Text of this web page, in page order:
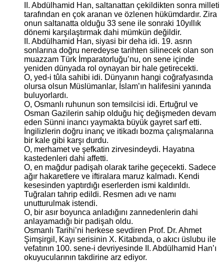
II. Abdülhamid Han, saltanattan çekildikten sonra milleti
tarafından en çok aranan ve özlenen hükümdardır. Zira
onun saltanatta olduğu 33 sene ile sonraki 10yıllık
dönemi karşılaştırmak dahi mümkün değildir.
II. Abdülhamid Han, siyasi bir deha idi. 19. asrın
sonlarına doğru neredeyse tarihten silinecek olan son
muazzam Türk İmparatorluğu’nu, on sene içinde
yeniden dünyada rol oynayan bir hale getirecekti.
O, yed-i tûla sahibi idi. Dünyanın hangi coğrafyasında
olursa olsun Müslümanlar, İslam’ın halifesini yanında
buluyorlardı.
O, Osmanlı ruhunun son temsilcisi idi. Ertuğrul ve
Osman Gazilerin sahip olduğu hiç değişmeden devam
eden Sünni inancı yaymakta büyük gayret sarf etti.
İngilizlerin doğru inanç ve itikadı bozma çalışmalarına
bir kale gibi karşı durdu.
O, merhamet ve şefkatin zirvesindeydi. Hayatına
kastedenleri dahi affetti.
O, en mağdur padişah olarak tarihe geçecekti. Sadece
ağır hakaretlere ve iftiralara maruz kalmadı. Kendi
kesesinden yaptırdığı eserlerden ismi kaldırıldı.
Tuğraları tahrip edildi. Resmen adı ve namı
unutturulmak istendi.
O, bir asır boyunca anladığını zannedenlerin dahi
anlayamadığı bir padişah oldu.
Osmanlı Tarihi’ni herkese sevdiren Prof. Dr. Ahmet
Şimşirgil, Kayı serisinin X. Kitabında, o akıcı üslubu ile
vefatının 100. sene-i devriyesinde II. Abdülhamid Han’ı
okuyucularının takdirine arz ediyor.